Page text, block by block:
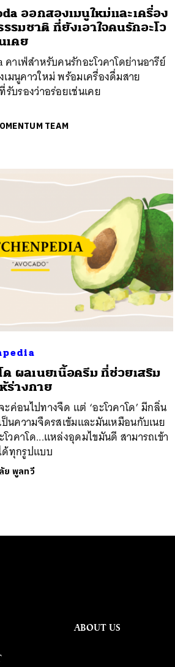
ออกสองเมนูใหม่และเครื่อง
รมชาติ ที่ยังเอาใจคนรักอะโว
เคย
คาเฟ่สำหรับคนรักอะโวคาโดย่านอารีย์
มนูคาวใหม่ พร้อมเครื่องดื่มสาย
รับรองว่าอร่อยเช่นเคย
TEAM
ด ผลเนยเนื้อครีม ที่ช่วยเสริม
ร่างกาย
ค่อนไปทางจืด แต่ ‘อะโวคาโด’ มีกลิ่น
ป็นความจืดรสเข้มและมันเหมือนกับเนย
วคาโด...แหล่งอุดมไขมันดี สามารถเข้า
ด้ทุกรูปแบบ
ย พูลทวี
ABOUT US
TWEET LINE EMAIL